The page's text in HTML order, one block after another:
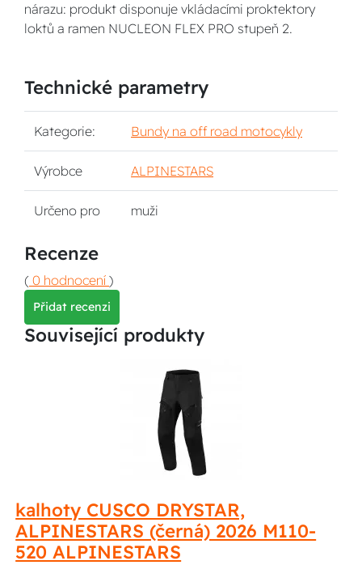
nárazu: produkt disponuje vkládacími proktektory
loktů a ramen NUCLEON FLEX PRO stupeň 2.
Technické parametry
Kategorie: Bundy na off road motocykly
Výrobce ALPINESTARS
Určeno pro muži
Recenze
( 0 hodnocení )
Přidat recenzi
Související produkty
kalhoty CUSCO DRYSTAR,
ALPINESTARS (černá) 2026 M110-
520 ALPINESTARS